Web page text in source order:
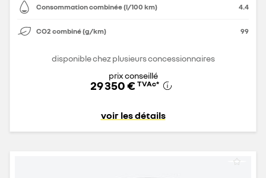
Consommation combinée (l/100 km) 4.4
CO2 combiné (g/km) 99
disponible chez plusieurs concessionnaires
prix conseillé
29 350 € TVAc*
voir les détails